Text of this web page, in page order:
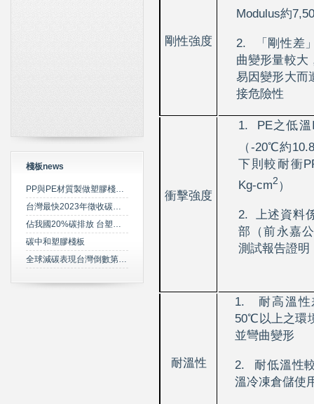
棧板news
PP與PE材質製做塑膠棧板之特性比較
台灣最快2023年徵收碳費 擬定期調升費率
佔我國20%碳排放 台塑規劃2050年達成淨零碳排
碳中和塑膠棧板
全球減碳表現台灣倒數第三 綠委年底提「氣候變遷法」草案雪恥
剛性強度
Modulus約
2.
「剛性差
曲變形量較大
易因變形大而
接危險性
衝擊強度
1. PE之低溫
（-20℃約
下則較耐衝
Kg-cm2）
2.
上述資料
部（前永嘉
測試報告證明
耐溫性
1.
耐高溫
50℃以上之環
並彎曲變形
2.
耐低溫性
溫冷凍倉儲使